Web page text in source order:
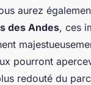
aurez
des Andes, ces
pourront
redouté du